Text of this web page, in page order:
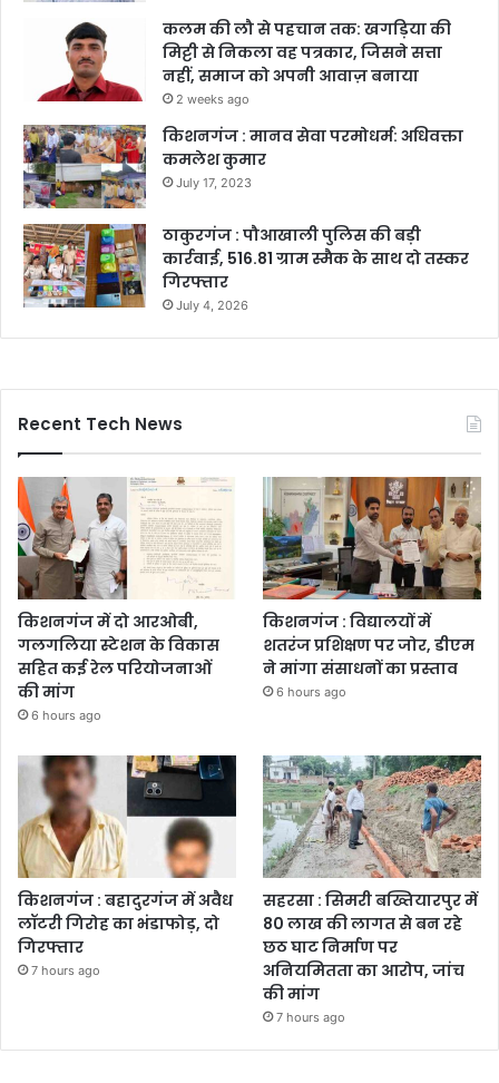
कलम की लौ से पहचान तक: खगड़िया की
मिट्टी से निकला वह पत्रकार, जिसने सत्ता
नहीं, समाज को अपनी आवाज़ बनाया
2 weeks ago
किशनगंज : मानव सेवा परमोधर्म: अधिवक्ता
कमलेश कुमार
July 17, 2023
ठाकुरगंज : पौआखाली पुलिस की बड़ी
कार्रवाई, 516.81 ग्राम स्मैक के साथ दो तस्कर
गिरफ्तार
July 4, 2026
Recent Tech News
किशनगंज में दो आरओबी,
गलगलिया स्टेशन के विकास
सहित कई रेल परियोजनाओं
की मांग
6 hours ago
किशनगंज : विद्यालयों में
शतरंज प्रशिक्षण पर जोर, डीएम
ने मांगा संसाधनों का प्रस्ताव
6 hours ago
किशनगंज : बहादुरगंज में अवैध
लॉटरी गिरोह का भंडाफोड़, दो
गिरफ्तार
7 hours ago
सहरसा : सिमरी बख्तियारपुर में
80 लाख की लागत से बन रहे
छठ घाट निर्माण पर
अनियमितता का आरोप, जांच
की मांग
7 hours ago